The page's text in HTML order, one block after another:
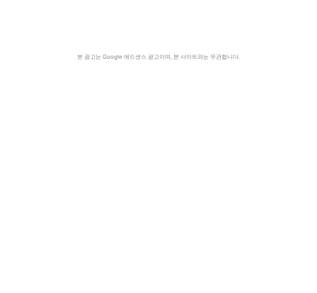
본 광고는 Google 애드센스 광고이며, 본 사이트와는 무관합니다.